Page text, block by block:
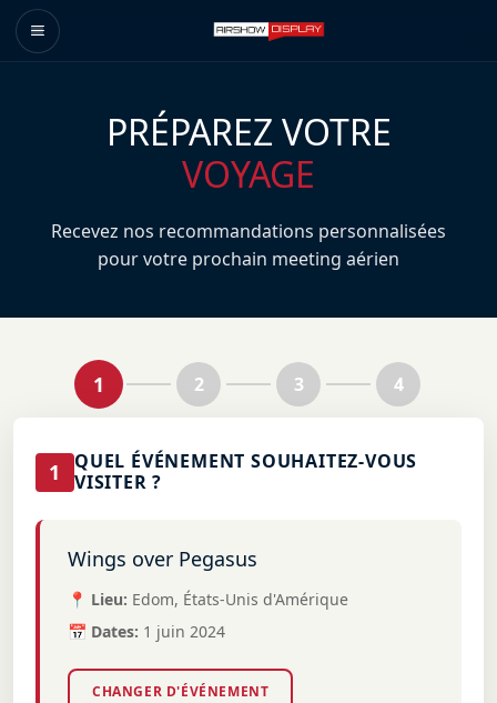
PRÉPAREZ VOTRE
VOYAGE
Recevez nos recommandations personnalisées
pour votre prochain meeting aérien
1 2 3 4
1
QUEL ÉVÉNEMENT SOUHAITEZ-VOUS
VISITER ?
Wings over Pegasus
📍 Lieu: Edom, États-Unis d'Amérique
📅 Dates: 1 juin 2024
CHANGER D'ÉVÉNEMENT